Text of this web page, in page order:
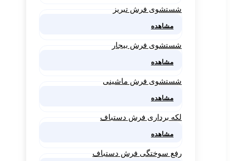
شستشوی فرش تبریز
مشاهده
شستشوی فرش بیجار
مشاهده
شستشوی فرش ماشینی
مشاهده
لکه برداری فرش دستباف
مشاهده
رفع سوختگی فرش دستباف